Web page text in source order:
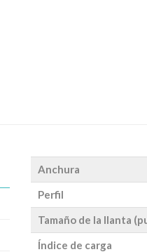
Anchura
Perfil
Tamaño de la llanta
Índice de carga